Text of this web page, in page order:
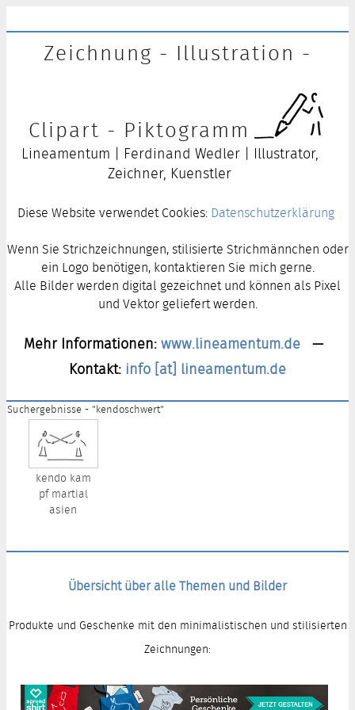
Zeichnung - Illustration -
Clipart - Piktogramm
Lineamentum | Ferdinand Wedler | Illustrator,
Zeichner, Kuenstler
Diese Website verwendet Cookies: Datenschutzerklärung
Wenn Sie Strichzeichnungen, stilisierte Strichmännchen oder
ein Logo benötigen, kontaktieren Sie mich gerne.
Alle Bilder werden digital gezeichnet und können als Pixel
und Vektor geliefert werden.
Mehr Informationen:www.lineamentum.de —
Kontakt: info [at] lineamentum.de
Suchergebnisse - "kendoschwert"
kendo kam
pf martial
asien
Übersicht über alle Themen und Bilder
Produkte und Geschenke mit den minimalistischen und stilisierten
Zeichnungen: